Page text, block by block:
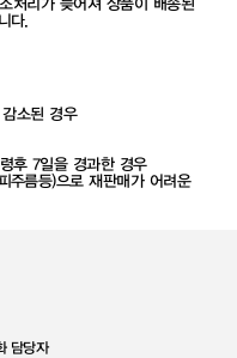
처리가 늦어져 상품이 배송된
다.
소된 경우
후 7일을 경과한 경우
주름등)으로 재판매가 어려운
담당자